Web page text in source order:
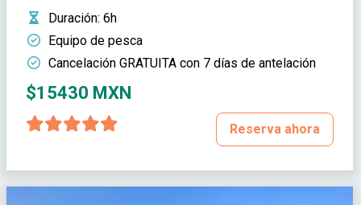
Duración: 6h
Equipo de pesca
Cancelación GRATUITA con 7 días de antelación
$15430 MXN
Reserva ahora